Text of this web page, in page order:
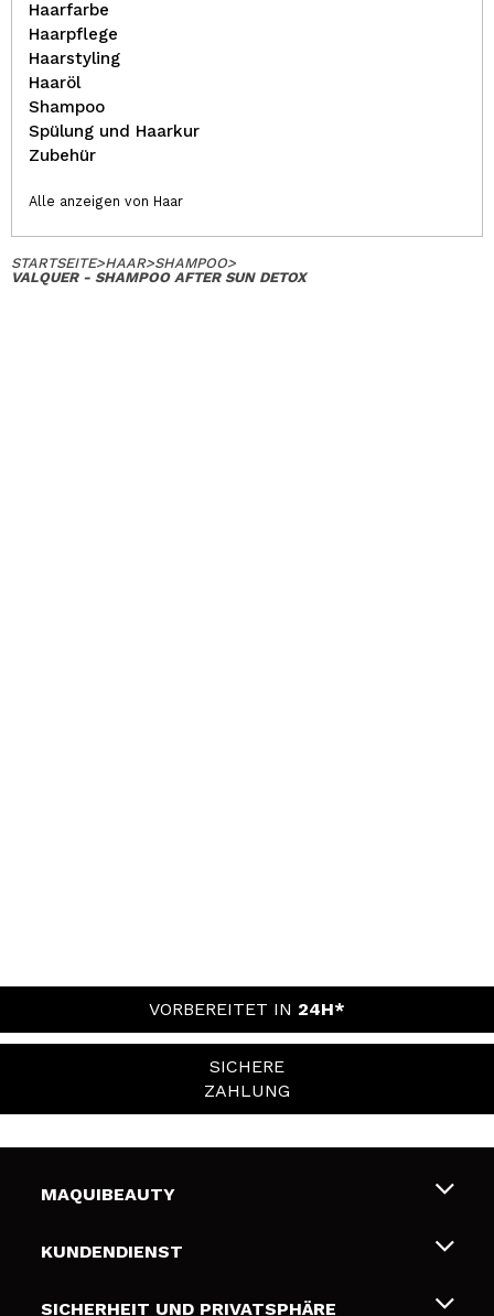
Haarfarbe
Haarpflege
Haarstyling
Haaröl
Shampoo
Spülung und Haarkur
Zubehür
Alle anzeigen von Haar
STARTSEITE>HAAR>SHAMPOO>
VALQUER - SHAMPOO AFTER SUN DETOX
VORBEREITET IN 24H*
SICHERE
ZAHLUNG
MAQUIBEAUTY
Über uns
Geschenkkarten
KUNDENDIENST
Liefer- und Versandkosten
SICHERHEIT UND PRIVATSPHÄRE